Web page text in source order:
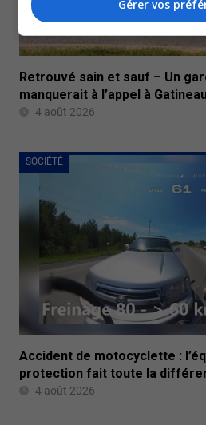
Retrouvé sain et sauf – Un
manquerait à l’appel à
4 août 2026
SOCIÉTÉ
Accident de motocyclette :
protection fait toute la
4 août 2026
Gérer vos